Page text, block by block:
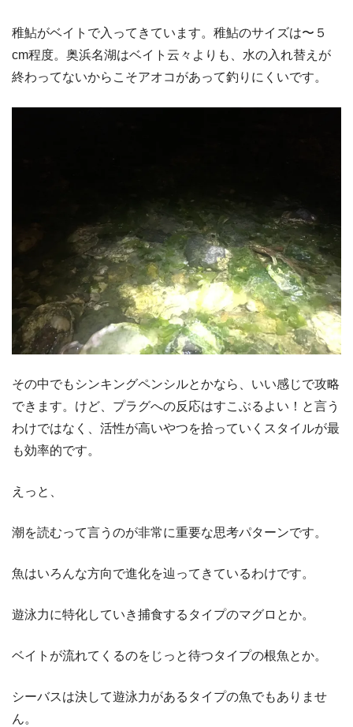
稚鮎がベイトで入ってきています。稚鮎のサイズは〜５
cm程度。奥浜名湖はベイト云々よりも、水の入れ替えが
終わってないからこそアオコがあって釣りにくいです。
その中でもシンキングペンシルとかなら、いい感じで攻略
できます。けど、プラグへの反応はすこぶるよい！と言う
わけではなく、活性が高いやつを拾っていくスタイルが最
も効率的です。
えっと、
潮を読むって言うのが非常に重要な思考パターンです。
魚はいろんな方向で進化を辿ってきているわけです。
遊泳力に特化していき捕食するタイプのマグロとか。
ベイトが流れてくるのをじっと待つタイプの根魚とか。
シーバスは決して遊泳力があるタイプの魚でもありませ
ん。